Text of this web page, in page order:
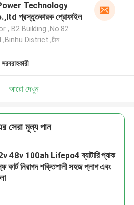
Technology
প্রস্তুতকারক প্রোফাইল
, B2 Building ,No.82
,Binhu District ,চীন
আরো দেখুন
সেরা মূল্য পান
48v 100ah Lifepo4 ব্যাটারি প্যাক
কার্ট নিরাপদ শক্তিশালী সহজ প্লাগ এবং